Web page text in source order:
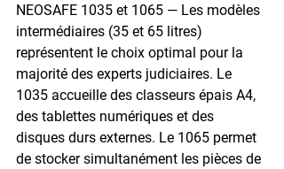
NEOSAFE 1035 et 1065 — Les modèles
intermédiaires (35 et 65 litres)
représentent le choix optimal pour la
majorité des experts judiciaires. Le
1035 accueille des classeurs épais A4,
des tablettes numériques et des
disques durs externes. Le 1065 permet
de stocker simultanément les pièces de